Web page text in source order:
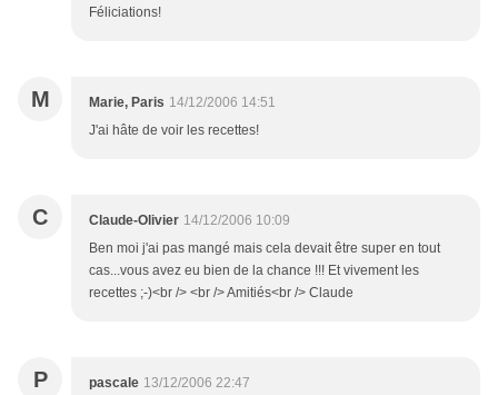
Féliciations!
M Marie, Paris 14/12/2006 14:51
J'ai hâte de voir les recettes!
C Claude-Olivier 14/12/2006 10:09
Ben moi j'ai pas mangé mais cela devait être super en tout
cas...vous avez eu bien de la chance !!! Et vivement les
recettes ;-)<br /> <br /> Amitiés<br /> Claude
P pascale 13/12/2006 22:47